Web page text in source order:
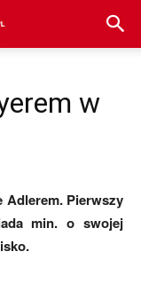
w
Adlerem. Pierwszy
min. o swojej